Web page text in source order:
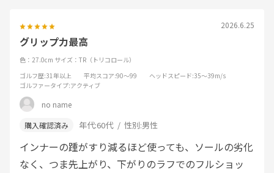
2026.6.25
グリップ力最高
色：27.0cm サイズ：TR（トリコロール）
ゴルフ歴:31年以上 平均スコア:90～99 ヘッドスピード:35～39m/s
ゴルファータイプ:アクティブ
no name
年代:60代 性別:男性
インナーの踵がすり減るほど使っても、ソールの劣化
なく、つま先上がり、下がりのラフでのフルショッ